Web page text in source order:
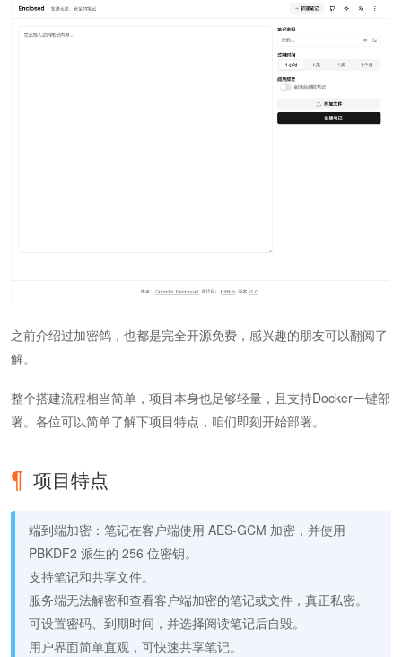
之前介绍过加密鸽，也都是完全开源免费，感兴趣的朋友可以翻阅了
解。
整个搭建流程相当简单，项目本身也足够轻量，且支持Docker一键部
署。各位可以简单了解下项目特点，咱们即刻开始部署。
项目特点
端到端加密：笔记在客户端使用 AES-GCM 加密，并使用
PBKDF2 派生的 256 位密钥。
支持笔记和共享文件。
服务端无法解密和查看客户端加密的笔记或文件，真正私密。
可设置密码、到期时间，并选择阅读笔记后自毁。
用户界面简单直观，可快速共享笔记。